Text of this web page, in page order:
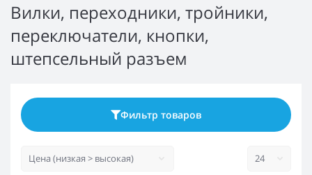
Вилки, переходники, тройники,
переключатели, кнопки,
штепсельный разъем
Фильтр товаров